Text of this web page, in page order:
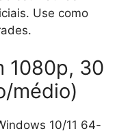
Use como
1080p, 30
médio)
10/11 64-